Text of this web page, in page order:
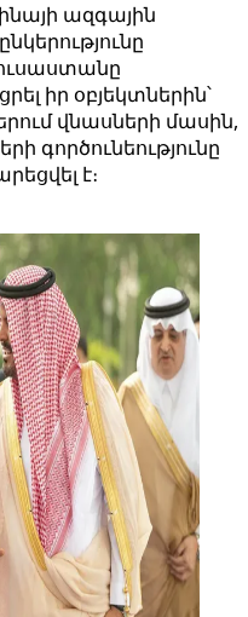
ազգային
իր օբյեկտներին՝
վնասների մասին,
գործունեությունը
է։